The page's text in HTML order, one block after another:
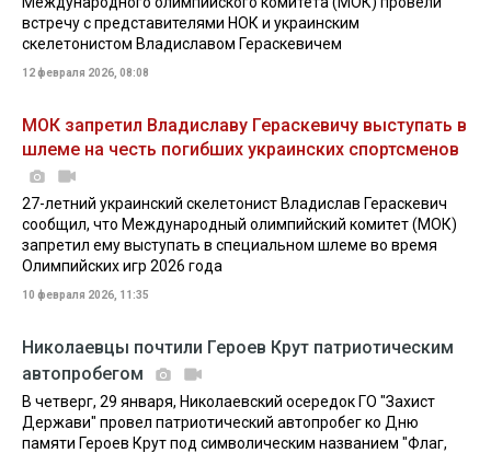
встречу с представителями НОК и украинским
скелетонистом Владиславом Гераскевичем
12 февраля 2026, 08:08
МОК запретил Владиславу Гераскевичу выступать в
шлеме на честь погибших украинских спортсменов
27-летний украинский скелетонист Владислав Гераскевич
сообщил, что Международный олимпийский комитет (МОК)
запретил ему выступать в специальном шлеме во время
Олимпийских игр 2026 года
10 февраля 2026, 11:35
Николаевцы почтили Героев Крут патриотическим
автопробегом
В четверг, 29 января, Николаевский осередок ГО "Захист
Держави" провел патриотический автопробег ко Дню
памяти Героев Крут под символическим названием "Флаг,